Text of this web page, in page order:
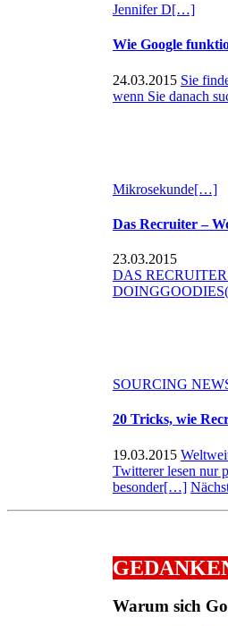
Jennifer D[…]
Wie Google
24.03.2015 Sie
wenn Sie danach
Mikrosekunde[…]
Das Recruiter –
23.03.2015
DAS
SOURCING
20 Tricks, wie
19.03.2015
Twitterer lesen nur
besonder[…]
Warum sich